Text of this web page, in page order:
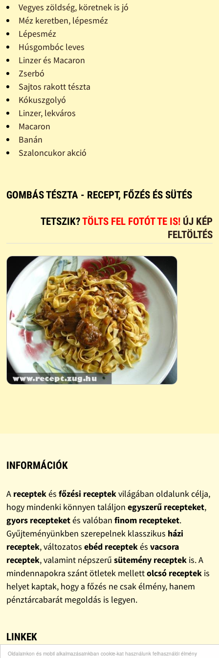
Oldalainkon és mobil alkalmazásainkban cookie-kat használunk felhasználói élmény
Vegyes zöldség, köretnek is jó
Méz keretben, lépesméz
Lépesméz
Húsgombóc leves
Linzer és Macaron
Zserbó
Sajtos rakott tészta
Kókuszgolyó
Linzer, lekváros
Macaron
Banán
Szaloncukor akció
GOMBÁS TÉSZTA - RECEPT, FŐZÉS ÉS SÜTÉS
TETSZIK?TÖLTS FEL FOTÓT TE IS! ÚJ KÉP
FELTÖLTÉS
INFORMÁCIÓK
A receptekés főzési receptekvilágában oldalunk célja,
hogy mindenki könnyen találjon egyszerű recepteket,
gyors recepteketés valóban finom recepteket.
Gyűjteményünkben szerepelnek klasszikus házi
receptek, változatos ebéd receptekés vacsora
receptek, valamint népszerű sütemény receptekis. A
mindennapokra szánt ötletek mellettolcsó receptekis
helyet kaptak, hogy a főzés ne csak élmény, hanem
pénztárcabarát megoldás is legyen.
LINKEK